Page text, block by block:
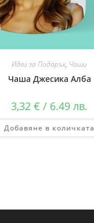
Идеи за Подарък, Чаши
Чаша Джесика Алба
3,32 € / 6.49 лв.
Добавяне в количката